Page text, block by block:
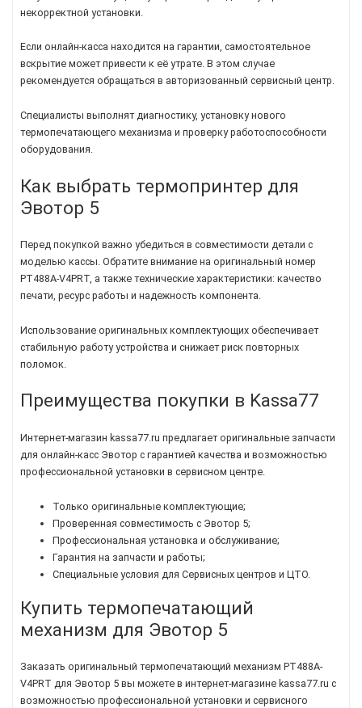
некорректной установки.
Если онлайн-касса находится на гарантии, самостоятельное
вскрытие может привести к её утрате. В этом случае
рекомендуется обращаться в авторизованный сервисный центр.
Специалисты выполнят диагностику, установку нового
термопечатающего механизма и проверку работоспособности
оборудования.
Как выбрать термопринтер для
Эвотор 5
Перед покупкой важно убедиться в совместимости детали с
моделью кассы. Обратите внимание на оригинальный номер
PT488A-V4PRT, а также технические характеристики: качество
печати, ресурс работы и надежность компонента.
Использование оригинальных комплектующих обеспечивает
стабильную работу устройства и снижает риск повторных
поломок.
Преимущества покупки в Kassa77
Интернет-магазин kassa77.ru предлагает оригинальные запчасти
для онлайн-касс Эвотор с гарантией качества и возможностью
профессиональной установки в сервисном центре.
Только оригинальные комплектующие;
Проверенная совместимость с Эвотор 5;
Профессиональная установка и обслуживание;
Гарантия на запчасти и работы;
Специальные условия для Сервисных центров и ЦТО.
Купить термопечатающий
механизм для Эвотор 5
Заказать оригинальный термопечатающий механизм PT488A-
V4PRT для Эвотор 5 вы можете в интернет-магазине kassa77.ru с
возможностью профессиональной установки и сервисного